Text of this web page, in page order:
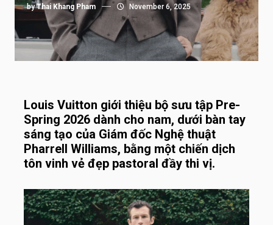
byThai Khang Pham November 6, 2025
Louis Vuitton giới thiệu bộ sưu tập Pre-
Spring 2026 dành cho nam, dưới bàn tay
sáng tạo của Giám đốc Nghệ thuật
Pharrell Williams, bằng một chiến dịch
tôn vinh vẻ đẹp pastoral đầy thi vị.